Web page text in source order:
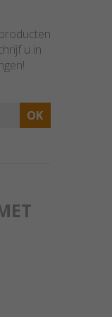
u in